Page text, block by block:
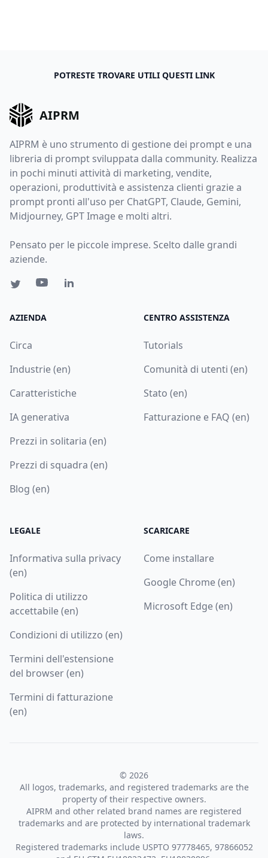
POTRESTE TROVARE UTILI QUESTI LINK
AIPRM
AIPRM è uno strumento di gestione dei prompt e una
libreria di prompt sviluppata dalla community. Realizza
in pochi minuti attività di marketing, vendite,
operazioni, produttività e assistenza clienti grazie a
prompt pronti all'uso per ChatGPT, Claude, Gemini,
Midjourney, GPT Image e molti altri.
Pensato per le piccole imprese. Scelto dalle grandi
aziende.
AZIENDA
Circa
Industrie (en)
Caratteristiche
IA generativa
Prezzi in solitaria (en)
Prezzi di squadra (en)
Blog (en)
CENTRO ASSISTENZA
Tutorials
Comunità di utenti (en)
Stato (en)
Fatturazione e FAQ (en)
LEGALE
Informativa sulla privacy
(en)
Politica di utilizzo
accettabile (en)
Condizioni di utilizzo (en)
Termini dell'estensione
del browser (en)
Termini di fatturazione
(en)
SCARICARE
Come installare
Google Chrome (en)
Microsoft Edge (en)
© 2026
All logos, trademarks, and registered trademarks are the
property of their respective owners.
AIPRM and other related brand names are registered
trademarks and are protected by international trademark
laws.
Registered trademarks include USPTO 97778465, 97866052